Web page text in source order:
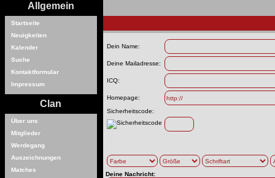
Allgemein
Startseite
Neuigkeiten
Kalender
Suche
Kontaktformular
Impressum
Clan
Über uns
Mitglieder
Werdegang
Auszeichnungen
Matches
Dein Name:
Deine Mailadresse:
ICQ:
Homepage:
Sicherheitscode:
Deine Nachricht: